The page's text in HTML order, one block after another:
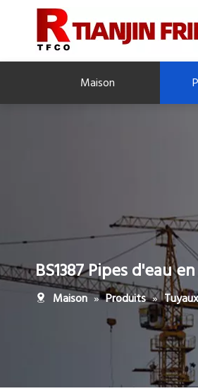
Maison
BS1387 Pipes d'eau
Maison » Produits »